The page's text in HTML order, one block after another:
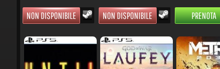
NON DISPONIBILE NON DISPONIBILE PRENOTA